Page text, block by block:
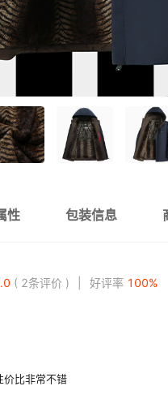
性 包装信息
2条评价 好评率 100%
价比非常不错